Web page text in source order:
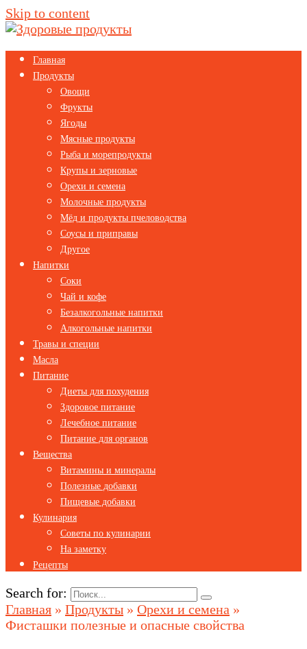
Skip to content
Главная
Продукты
Овощи
Фрукты
Ягоды
Мясные продукты
Рыба и морепродукты
Крупы и зерновые
Орехи и семена
Молочные продукты
Мёд и продукты пчеловодства
Соусы и приправы
Другое
Напитки
Соки
Чай и кофе
Безалкогольные напитки
Алкогольные напитки
Травы и специи
Масла
Питание
Диеты для похудения
Здоровое питание
Лечебное питание
Питание для органов
Вещества
Витамины и минералы
Полезные добавки
Пищевые добавки
Кулинария
Советы по кулинарии
На заметку
Рецепты
Search for:
Главная » Продукты » Орехи и семена »
Фисташки полезные и опасные свойства